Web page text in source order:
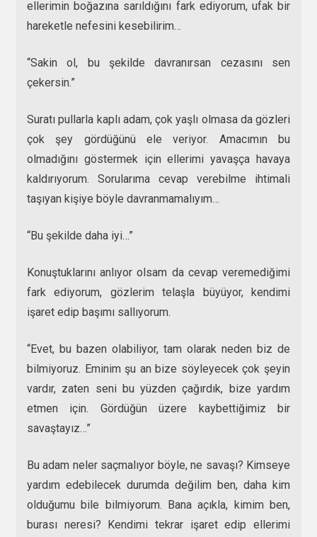
ellerimin boğazına sarıldığını fark ediyorum, ufak bir
hareketle nefesini kesebilirim…
“Sakin ol, bu şekilde davranırsan cezasını sen
çekersin.”
Suratı pullarla kaplı adam, çok yaşlı olmasa da gözleri
çok şey gördüğünü ele veriyor. Amacımın bu
olmadığını göstermek için ellerimi yavaşça havaya
kaldırıyorum. Sorularıma cevap verebilme ihtimali
taşıyan kişiye böyle davranmamalıyım…
“Bu şekilde daha iyi…”
Konuştuklarını anlıyor olsam da cevap veremediğimi
fark ediyorum, gözlerim telaşla büyüyor, kendimi
işaret edip başımı sallıyorum.
“Evet, bu bazen olabiliyor, tam olarak neden biz de
bilmiyoruz. Eminim şu an bize söyleyecek çok şeyin
vardır, zaten seni bu yüzden çağırdık, bize yardım
etmen için. Gördüğün üzere kaybettiğimiz bir
savaştayız…”
Bu adam neler saçmalıyor böyle, ne savaşı? Kimseye
yardım edebilecek durumda değilim ben, daha kim
olduğumu bile bilmiyorum. Bana açıkla, kimim ben,
burası neresi? Kendimi tekrar işaret edip ellerimi